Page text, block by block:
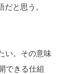
と思う。
い。その意味
できる仕組